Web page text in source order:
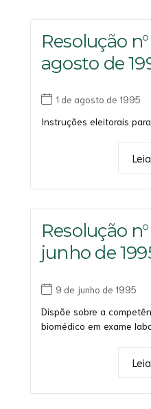
Resolução
agosto de
1 de agosto de 1995
Instruções eleitorais para
Resolução
junho de
9 de junho de 1995
Dispõe sobre a
biomédico em exame